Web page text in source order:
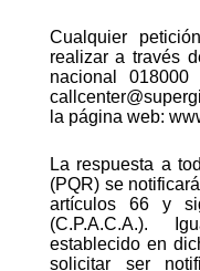
Cualquier
realizar a través
nacional
la página web:
La respuesta a
(PQR) se
artículos 66 y
(C.P.A.C.A.).
establecido en
solicitar ser